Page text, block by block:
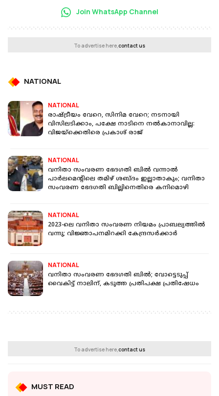
Join WhatsApp Channel
To advertise here,contact us
NATIONAL
NATIONAL
രാഷ്ട്രീയം വേറെ, സിനിമ വേറെ; നടനായി
വിസിലടിക്കാം, പക്ഷേ നാടിനെ നൽകാനാവില്ല:
വിജയ്‌ക്കെതിരെ പ്രകാശ് രാജ്
NATIONAL
വനിതാ സംവരണ ഭേദഗതി ബിൽ വന്നാല്‍
പാർലമെന്റിലെ തമിഴ് ശബ്ദം ഇല്ലാതാകും; വനിതാ
സംവരണ ഭേദഗതി ബില്ലിനെതിരെ കനിമൊഴി
NATIONAL
2023-ലെ വനിതാ സംവരണ നിയമം പ്രാബല്യത്തില്‍
വന്നു; വിജ്ഞാപനമിറക്കി കേന്ദ്രസര്‍ക്കാര്‍
NATIONAL
വനിതാ സംവരണ ഭേദഗതി ബില്‍; വോട്ടെടുപ്പ്
വൈകിട്ട് നാലിന്, കടുത്ത പ്രതിപക്ഷ പ്രതിഷേധം
To advertise here,contact us
MUST READ